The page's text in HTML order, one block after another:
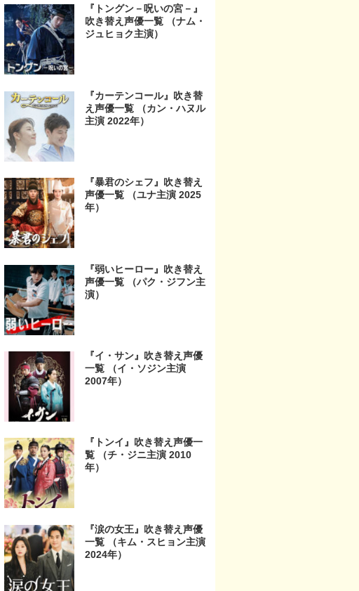
『トングン－呪いの宮－』
吹き替え声優一覧 （ナム・
ジュヒョク主演）
『カーテンコール』吹き替
え声優一覧 （カン・ハヌル
主演 2022年）
『暴君のシェフ』吹き替え
声優一覧 （ユナ主演 2025
年）
『弱いヒーロー』吹き替え
声優一覧 （パク・ジフン主
演）
『イ・サン』吹き替え声優
一覧 （イ・ソジン主演
2007年）
『トンイ』吹き替え声優一
覧 （チ・ジニ主演 2010
年）
『涙の女王』吹き替え声優
一覧 （キム・スヒョン主演
2024年）